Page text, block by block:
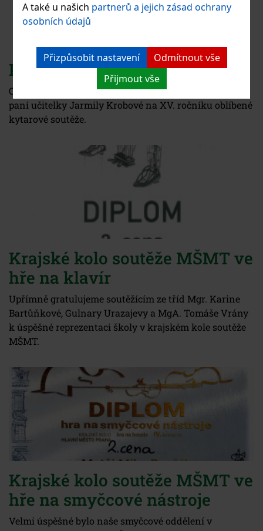
A také u našich partnerů a jejich zásad ochrany
osobních údajů
Přizpůsobit nastavení
Odmítnout vše
Přijmout vše
PRAGuitarra clásica 2024
Opět úspěšně se prezentovaly naše žákyně ze třídy
paní učitelky Jarmily Krobové na XV. ročníku oblíbené
kytarové soutěže.
Krajské kolo soutěže MŠMT ve
hře na klavír
Upřímně gratulujeme soutěžícím ze tříd Mgr. Karine
Bartůňkové, Gulnary Urazajevy a MgA. Tomáše Vrány
k úspěšné reprezentaci školy v krajském kole soutěže
MŠMT.
Krajské kolo soutěže MŠMT ve
hře na smyčcové nástroje
Velmi úspěšné bylo naše smyčcové oddělení v